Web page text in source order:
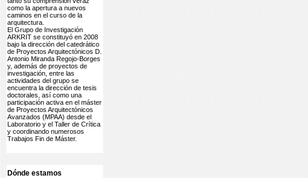
como la apertura a nuevos
caminos en el curso de la
arquitectura.
El Grupo de Investigación
ARKRIT se constituyó en 2008
bajo la dirección del catedrático
de Proyectos Arquitectónicos D.
Antonio Miranda Regojo-Borges
y, además de proyectos de
investigación, entre las
actividades del grupo se
encuentra la dirección de tesis
doctorales, así como una
participación activa en el máster
de Proyectos Arquitectónicos
Avanzados (MPAA) desde el
Laboratorio y el Taller de Crítica
y coordinando numerosos
Trabajos Fin de Máster.
Dónde estamos